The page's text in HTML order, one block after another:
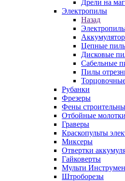
Дрели на
Электропилы
Назад
Цепные
Дисковые
Сабельные
Пилы
Рубанки
Фрезеры
Фены
Отбойные молотки
Граверы
Краскопульты
Миксеры
Отвертки
Гайковерты
Мульти
Штроборезы